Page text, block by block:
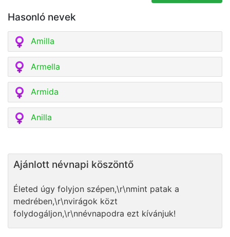
Hasonló nevek
Amilla
Armella
Armida
Anilla
Ajánlott névnapi köszöntő
Életed úgy folyjon szépen,\r\nmint patak a
medrében,\r\nvirágok közt
folydogáljon,\r\nnévnapodra ezt kívánjuk!